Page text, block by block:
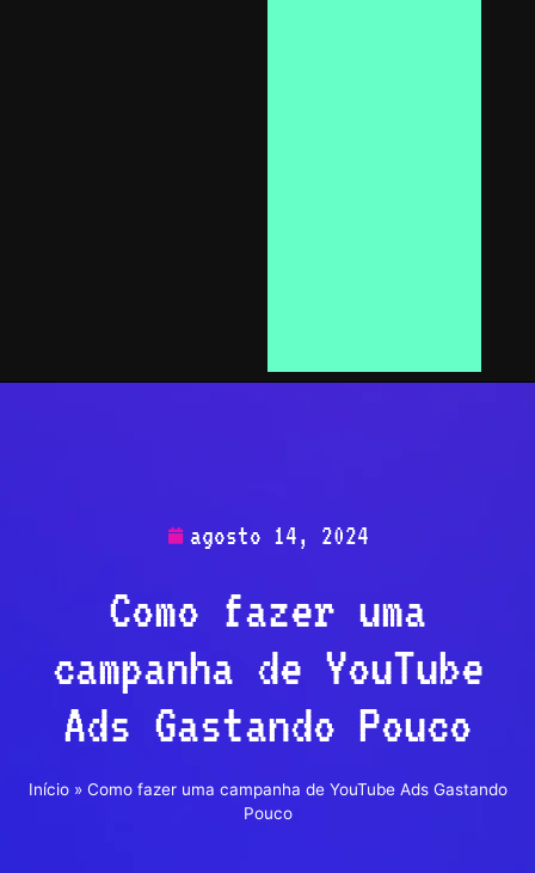
agosto 14, 2024
Como fazer uma
campanha de YouTube
Ads Gastando Pouco
Início» Como fazer uma campanha de YouTube Ads Gastando
Pouco